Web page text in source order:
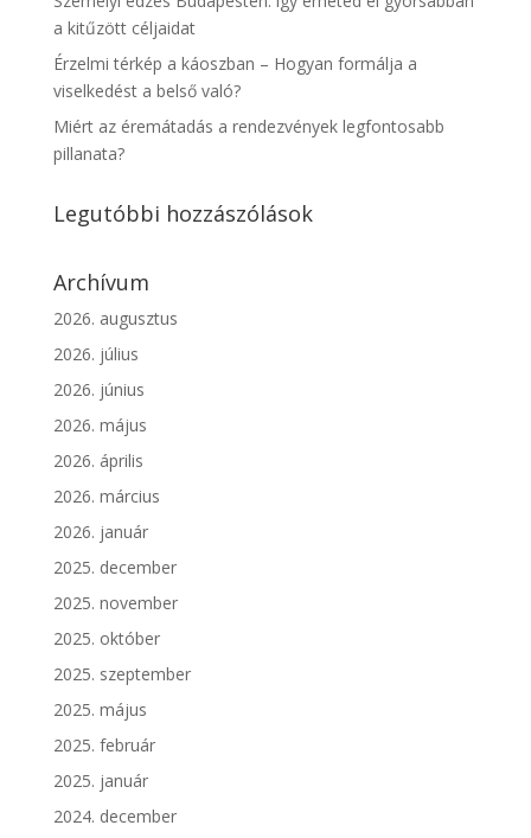
a kitűzött céljaidat
Érzelmi térkép a káoszban – Hogyan formálja a
viselkedést a belső való?
Miért az éremátadás a rendezvények legfontosabb
pillanata?
Legutóbbi hozzászólások
Archívum
2026. augusztus
2026. július
2026. június
2026. május
2026. április
2026. március
2026. január
2025. december
2025. november
2025. október
2025. szeptember
2025. május
2025. február
2025. január
2024. december